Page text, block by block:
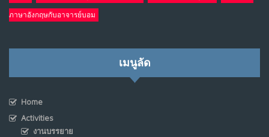
ภาษาอังกฤษกับอาจารย์บอม
เมนูลัด
Home
Activities
งานบรรยาย